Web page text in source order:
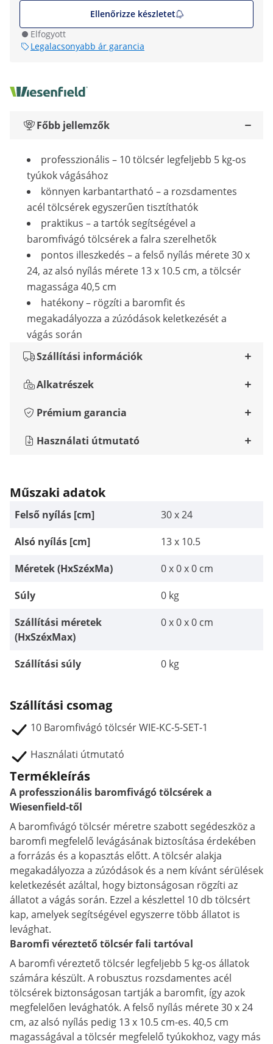
Ellenőrizze készletet
Elfogyott
Legalacsonyabb ár garancia
Főbb jellemzők
professzionális – 10 tölcsér legfeljebb 5 kg-os
tyúkok vágásához
könnyen karbantartható – a rozsdamentes
acél tölcsérek egyszerűen tisztíthatók
praktikus – a tartók segítségével a
baromfivágó tölcsérek a falra szerelhetők
pontos illeszkedés – a felső nyílás mérete 30 x
24, az alsó nyílás mérete 13 x 10.5 cm, a tölcsér
magassága 40,5 cm
hatékony – rögzíti a baromfit és
megakadályozza a zúzódások keletkezését a
vágás során
Szállítási információk
Alkatrészek
Prémium garancia
Használati útmutató
Műszaki adatok
Felső nyílás [cm]
30 x 24
Alsó nyílás [cm]
13 x 10.5
Méretek (HxSzéxMa)
0 x 0 x 0 cm
Súly
0 kg
Szállítási méretek
(HxSzéxMax)
0 x 0 x 0 cm
Szállítási súly 0 kg
Szállítási csomag
10 Baromfivágó tölcsér WIE-KC-5-SET-1
Használati útmutató
Termékleírás
A professzionális baromfivágó tölcsérek a
Wiesenfield-től
A baromfivágó tölcsér méretre szabott segédeszköz a
baromfi megfelelő levágásának biztosítása érdekében
a forrázás és a kopasztás előtt. A tölcsér alakja
megakadályozza a zúzódások és a nem kívánt sérülések
keletkezését azáltal, hogy biztonságosan rögzíti az
állatot a vágás során. Ezzel a készlettel 10 db tölcsért
kap, amelyek segítségével egyszerre több állatot is
levághat.
Baromfi véreztető tölcsér fali tartóval
A baromfi véreztető tölcsér legfeljebb 5 kg-os állatok
számára készült. A robusztus rozsdamentes acél
tölcsérek biztonságosan tartják a baromfit, így azok
megfelelően levághatók. A felső nyílás mérete 30 x 24
cm, az alsó nyílás pedig 13 x 10.5 cm-es. 40,5 cm
magasságával a tölcsér megfelelő tyúkokhoz, vagy más